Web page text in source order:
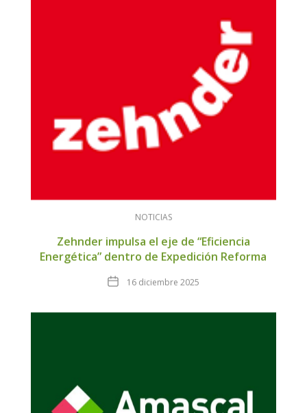
NOTICIAS
Zehnder impulsa el eje de “Eficiencia
Energética” dentro de Expedición Reforma
Fecha16 diciembre 2025